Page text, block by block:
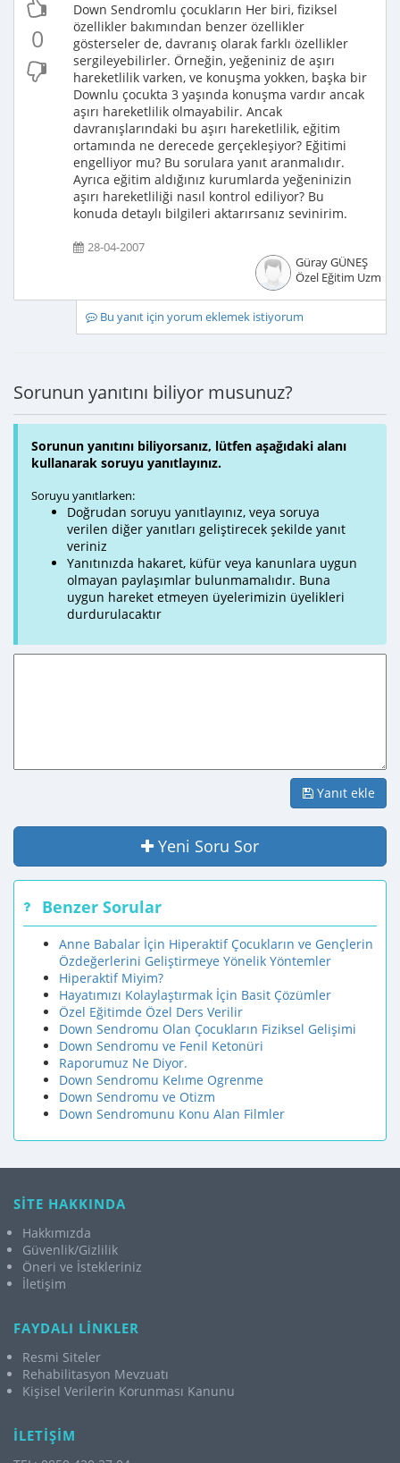
0
Down Sendromlu çocukların Her biri, fiziksel
özellikler bakımından benzer özellikler
gösterseler de, davranış olarak farklı özellikler
sergileyebilirler. Örneğin, yeğeniniz de aşırı
hareketlilik varken, ve konuşma yokken, başka bir
Downlu çocukta 3 yaşında konuşma vardır ancak
aşırı hareketlilik olmayabilir. Ancak
davranışlarındaki bu aşırı hareketlilik, eğitim
ortamında ne derecede gerçekleşiyor? Eğitimi
engelliyor mu? Bu sorulara yanıt aranmalıdır.
Ayrıca eğitim aldığınız kurumlarda yeğeninizin
aşırı hareketliliği nasıl kontrol ediliyor? Bu
konuda detaylı bilgileri aktarırsanız sevinirim.
28-04-2007
Güray GÜNEŞ
Özel Eğitim Uzmanı
Bu yanıt için yorum eklemek istiyorum
Sorunun yanıtını biliyor musunuz?
Sorunun yanıtını biliyorsanız, lütfen aşağıdaki alanı
kullanarak soruyu yanıtlayınız.
Soruyu yanıtlarken:
Doğrudan soruyu yanıtlayınız, veya soruya
verilen diğer yanıtları geliştirecek şekilde yanıt
veriniz
Yanıtınızda hakaret, küfür veya kanunlara uygun
olmayan paylaşımlar bulunmamalıdır. Buna
uygun hareket etmeyen üyelerimizin üyelikleri
durdurulacaktır
Yanıt ekle
Yeni Soru Sor
Benzer Sorular
Anne Babalar İçin Hiperaktif Çocukların ve Gençlerin
Özdeğerlerini Geliştirmeye Yönelik Yöntemler
Hiperaktif Miyim?
Hayatımızı Kolaylaştırmak İçin Basit Çözümler
Özel Eğitimde Özel Ders Verilir
Down Sendromu Olan Çocukların Fiziksel Gelişimi
Down Sendromu ve Fenil Ketonüri
Raporumuz Ne Diyor.
Down Sendromu Kelıme Ogrenme
Down Sendromu ve Otizm
Down Sendromunu Konu Alan Filmler
SİTE HAKKINDA
Hakkımızda
Güvenlik/Gizlilik
Öneri ve İstekleriniz
İletişim
FAYDALI LİNKLER
Resmi Siteler
Rehabilitasyon Mevzuatı
Kişisel Verilerin Korunması Kanunu
İLETİŞİM